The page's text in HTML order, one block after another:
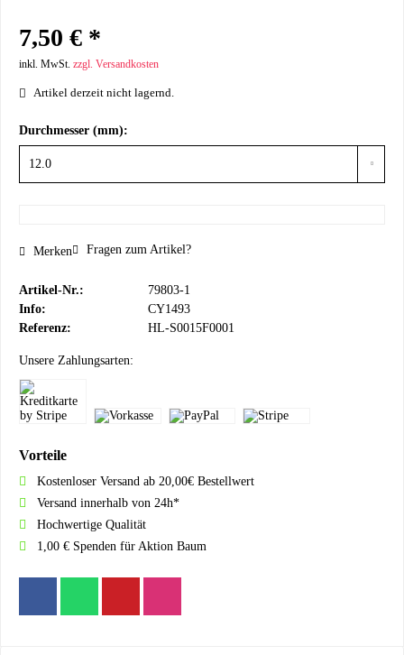
7,50 € *
inkl. MwSt. zzgl. Versandkosten
Artikel derzeit nicht lagernd.
Durchmesser (mm):
Merken Fragen zum Artikel?
Artikel-Nr.:
79803-1
Info:
CY1493
Referenz:
HL-S0015F0001
Unsere Zahlungsarten:
Vorteile
Kostenloser Versand ab 20,00€ Bestellwert
Versand innerhalb von 24h*
Hochwertige Qualität
1,00 € Spenden für Aktion Baum